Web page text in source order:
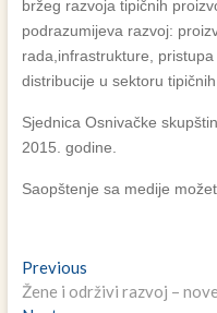
bržeg razvoja tipičnih
podrazumijeva razvoj:
rada,infrastrukture,
distribucije u sektoru tipičnih
Sjednica Osnivačke
2015. godine.
Saopštenje sa medije
Navigacija
PreviousPrevious
post:
Žene i održivi razvoj –